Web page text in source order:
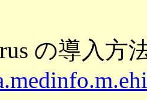
の導入方